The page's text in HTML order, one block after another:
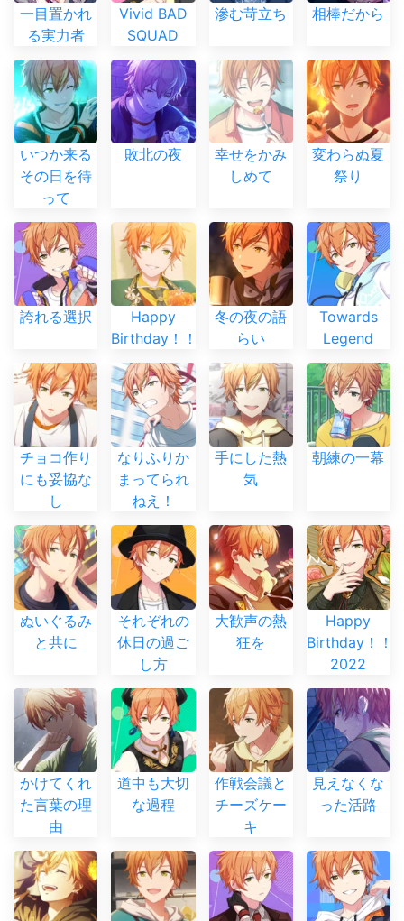
一目置かれ
る実力者
Vivid BAD
SQUAD
滲む苛立ち 相棒だから
いつか来る
その日を待
って
敗北の夜
幸せをかみ
しめて
変わらぬ夏
祭り
誇れる選択
Happy
Birthday！！
冬の夜の語
らい
Towards
Legend
チョコ作り
にも妥協な
し
なりふりか
まってられ
ねえ！
手にした熱
気
朝練の一幕
ぬいぐるみ
と共に
それぞれの
休日の過ご
し方
大歓声の熱
狂を
Happy
Birthday！！
2022
かけてくれ
た言葉の理
由
道中も大切
な過程
作戦会議と
チーズケー
キ
見えなくな
った活路